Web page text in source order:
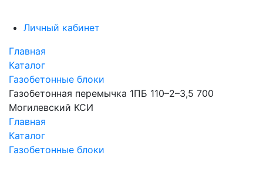
Личный кабинет
Главная
Каталог
Газобетонные блоки
Газобетонная перемычка 1ПБ 110–2–3,5 700
Могилевский КСИ
Главная
Каталог
Газобетонные блоки